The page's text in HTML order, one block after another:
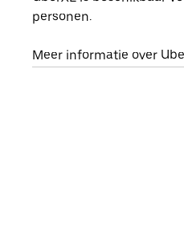
personen.
Meer informatie over